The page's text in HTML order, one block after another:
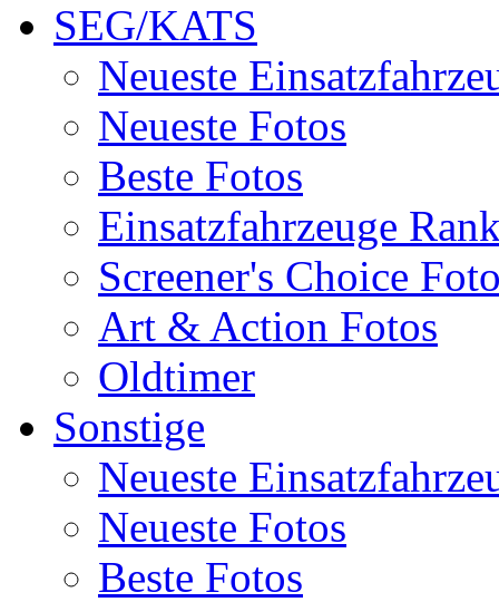
SEG/KATS
Neueste
Neueste Fotos
Beste Fotos
Einsatzfahrzeuge
Screener's Choice
Art & Action Fotos
Oldtimer
Sonstige
Neueste
Neueste Fotos
Beste Fotos